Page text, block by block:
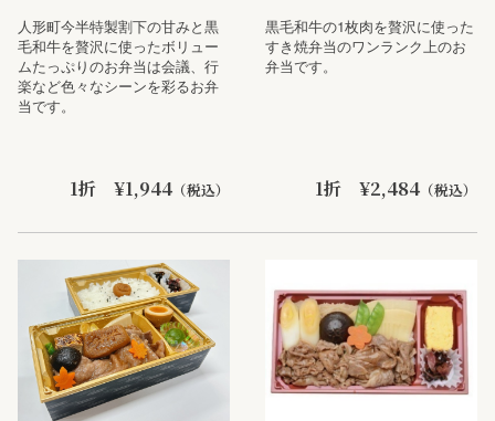
人形町今半特製割下の甘みと黒
毛和牛を贅沢に使ったボリュー
ムたっぷりのお弁当は会議、行
楽など色々なシーンを彩るお弁
当です。
1折 ¥1,944 （税込）
黒毛和牛の1枚肉を贅沢に使った
すき焼弁当のワンランク上のお
弁当です。
1折 ¥2,484 （税込）